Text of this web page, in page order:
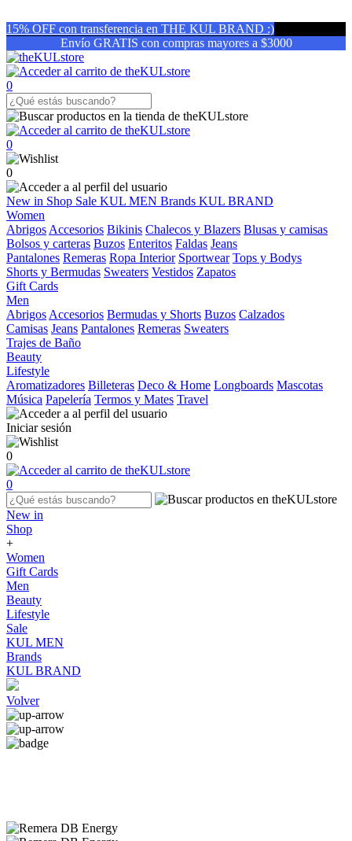
15% OFF con transferencia en THE KUL BRAND :)
Envío GRATIS con compras mayores a $3000
0
0
0
New in Shop Sale KUL MEN Brands KUL BRAND
Women
Abrigos Accesorios Bikinis Chalecos y Blazers Blusas y camisas
Bolsos y carteras Buzos Enteritos Faldas Jeans
Pantalones Remeras Ropa Interior Sportwear Tops y Bodys
Shorts y Bermudas Sweaters Vestidos Zapatos
Gift Cards
Men
Abrigos Accesorios Bermudas y Shorts Buzos Calzados
Camisas Jeans Pantalones Remeras Sweaters
Trajes de Baño
Beauty
Lifestyle
Aromatizadores Billeteras Deco & Home Longboards Mascotas
Música Papelería Termos y Mates Travel
Iniciar sesión
0
0
New in
Shop
+
Women
Gift Cards
Men
Beauty
Lifestyle
Sale
KUL MEN
Brands
KUL BRAND
Volver